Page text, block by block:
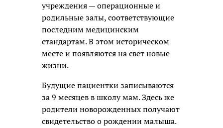
учреждения — операционные и
родильные залы, соответствующие
последним медицинским
стандартам. В этом историческом
месте и появляются на свет новые
жизни.
Будущие пациентки записываются
за 9 месяцев в школу мам. Здесь же
родители новорожденных получают
свидетельство о рождении малыша.